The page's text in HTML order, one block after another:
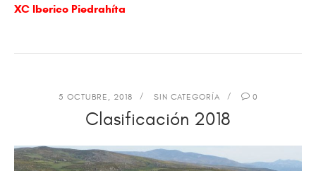
XC Iberico Piedrahíta
5 OCTUBRE, 2018 SIN CATEGORÍA 0
Clasificación 2018